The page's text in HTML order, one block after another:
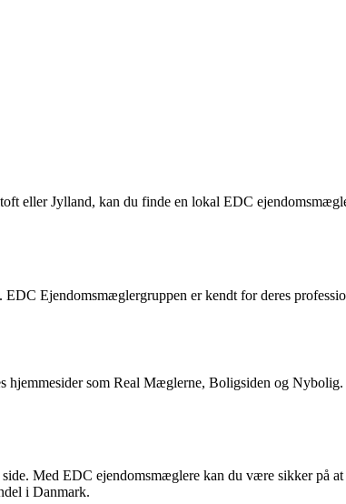
eller Jylland, kan du finde en lokal EDC
Ejendomsmæglergruppen er kendt for deres
som Real Mæglerne, Boligsiden og
Med EDC ejendomsmæglere kan du være sikker på
i Danmark.